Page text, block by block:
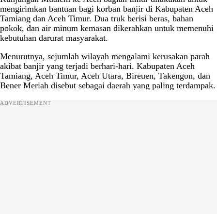
mengirimkan bantuan bagi korban banjir di Kabupaten Aceh
Tamiang dan Aceh Timur. Dua truk berisi beras, bahan
pokok, dan air minum kemasan dikerahkan untuk memenuhi
kebutuhan darurat masyarakat.
Menurutnya, sejumlah wilayah mengalami kerusakan parah
akibat banjir yang terjadi berhari-hari. Kabupaten Aceh
Tamiang, Aceh Timur, Aceh Utara, Bireuen, Takengon, dan
Bener Meriah disebut sebagai daerah yang paling terdampak.
ADVERTISEMENT